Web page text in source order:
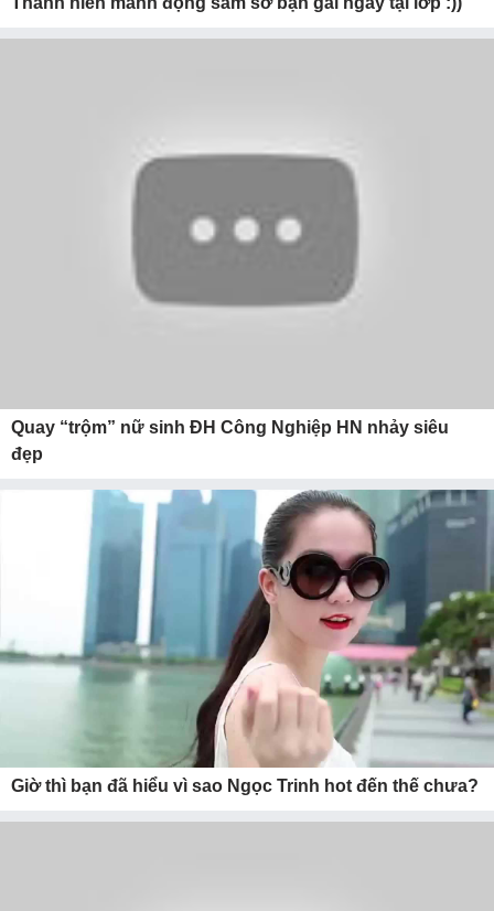
Quay “trộm” nữ sinh ĐH Công Nghiệp HN nhảy siêu
đẹp
Giờ thì bạn đã hiểu vì sao Ngọc Trinh hot đến thế chưa?